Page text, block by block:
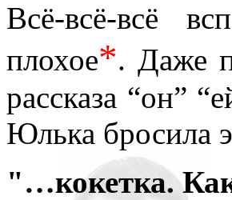
Всё-всё-всё
плохое*. Даже
рассказа “он”
Юлька бросила
"…кокетка.